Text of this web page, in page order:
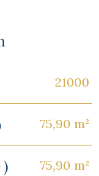
21000
75,90 m²
75,90 m²